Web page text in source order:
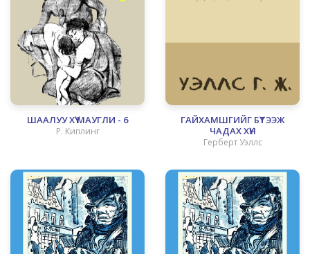
ШААЛУУ ХҮҮ МАУГЛИ - 6
Р. Киплинг
ГАЙХАМШГИЙГ БҮТЭЭЖ
ЧАДАХ ХҮН
Герберт Уэллс